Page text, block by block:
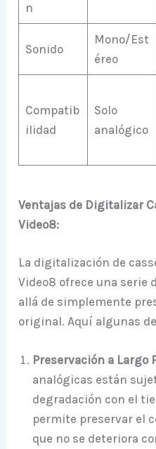
n
Sonido
Mono/Est
éreo
Compatib
ilidad
Solo
analógico
Ventajas de Digitalizar
Video8:
La digitalización de
Video8 ofrece una serie
allá de simplemente
original. Aquí algunas
Preservación a Largo
analógicas están
degradación con el
permite preservar el
que no se deteriora